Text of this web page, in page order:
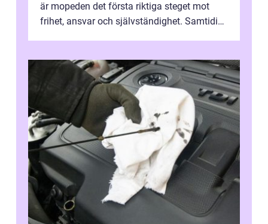
är mopeden det första riktiga steget mot
frihet, ansvar och självständighet. Samtidigt